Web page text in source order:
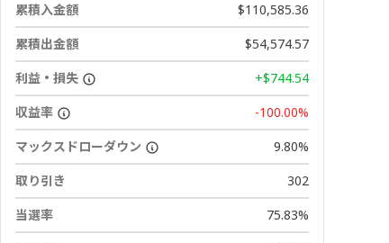
累積入金額
$110,585.36
累積出金額
$54,574.57
利益・損失
+$744.54
収益率
-100.00%
マックスドローダウン
9.80%
取り引き
302
当選率
75.83%